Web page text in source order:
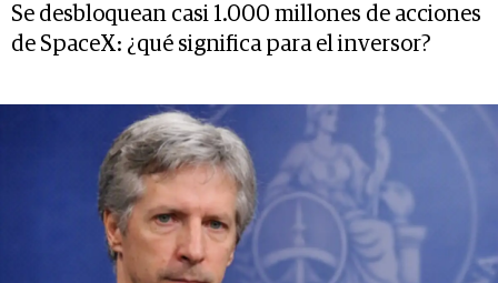
Se desbloquean casi 1.000 millones de acciones
de SpaceX: ¿qué significa para el inversor?